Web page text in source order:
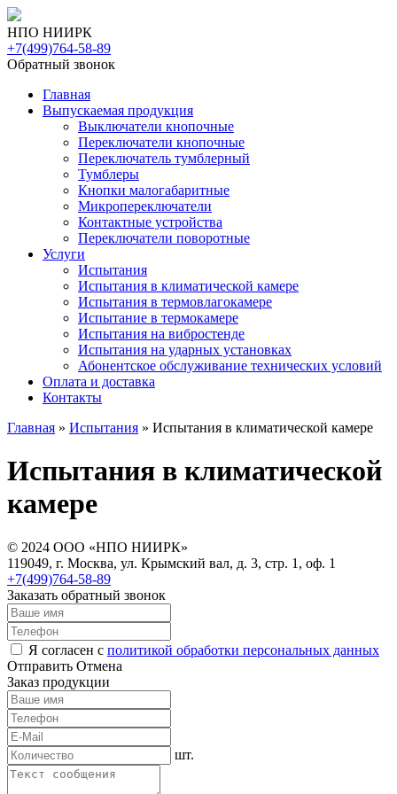
НПО НИИРК
+7(499)764-58-89
Обратный звонок
Главная
Выпускаемая продукция
Выключатели кнопочные
Переключатели кнопочные
Переключатель тумблерный
Тумблеры
Кнопки малогабаритные
Микропереключатели
Контактные устройства
Переключатели поворотные
Услуги
Испытания
Испытания в климатической камере
Испытания в термовлагокамере
Испытание в термокамере
Испытания на вибростенде
Испытания на ударных установках
Абонентское обслуживание технических условий
Оплата и доставка
Контакты
Главная » Испытания » Испытания в климатической камере
Испытания в климатической
камере
© 2024 ООО «НПО НИИРК»
119049, г. Москва, ул. Крымский вал, д. 3, стр. 1, оф. 1
+7(499)764-58-89
Заказать обратный звонок
Я согласен с политикой обработки персональных данных
Отправить Отмена
Заказ продукции
шт.